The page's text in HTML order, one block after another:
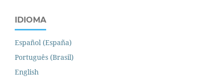
IDIOMA
Español (España)
Português (Brasil)
English